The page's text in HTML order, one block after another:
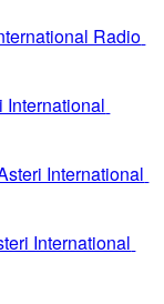
Radio
International
International
International